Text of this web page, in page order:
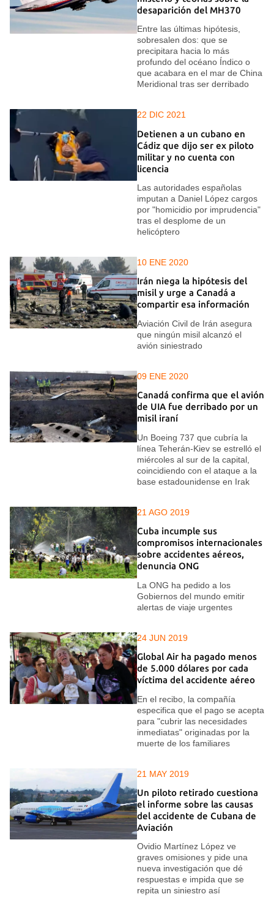
desaparición del MH370
Entre las últimas hipótesis,
sobresalen dos: que se
precipitara hacia lo más
profundo del océano Índico o
que acabara en el mar de China
Meridional tras ser derribado
22 DIC 2021
Detienen a un cubano en
Cádiz que dijo ser ex piloto
militar y no cuenta con
licencia
Las autoridades españolas
imputan a Daniel López cargos
por "homicidio por imprudencia"
tras el desplome de un
helicóptero
10 ENE 2020
Irán niega la hipótesis del
misil y urge a Canadá a
compartir esa información
Aviación Civil de Irán asegura
que ningún misil alcanzó el
avión siniestrado
09 ENE 2020
Canadá confirma que el avión
de UIA fue derribado por un
misil iraní
Un Boeing 737 que cubría la
línea Teherán-Kiev se estrelló el
miércoles al sur de la capital,
coincidiendo con el ataque a la
base estadounidense en Irak
21 AGO 2019
Cuba incumple sus
compromisos internacionales
sobre accidentes aéreos,
denuncia ONG
La ONG ha pedido a los
Gobiernos del mundo emitir
alertas de viaje urgentes
24 JUN 2019
Global Air ha pagado menos
de 5.000 dólares por cada
víctima del accidente aéreo
En el recibo, la compañía
especifica que el pago se acepta
para "cubrir las necesidades
inmediatas" originadas por la
muerte de los familiares
21 MAY 2019
Un piloto retirado cuestiona
el informe sobre las causas
del accidente de Cubana de
Aviación
Ovidio Martínez López ve
graves omisiones y pide una
nueva investigación que dé
respuestas e impida que se
repita un siniestro así